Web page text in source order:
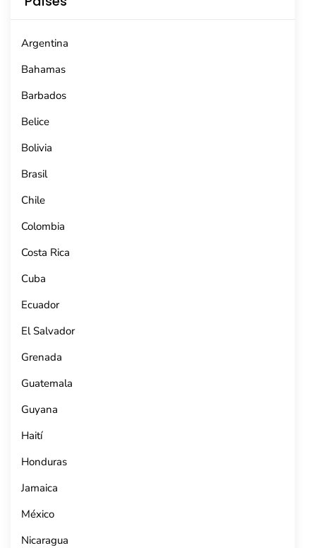
Argentina
Bahamas
Barbados
Belice
Bolivia
Brasil
Chile
Colombia
Costa Rica
Cuba
Ecuador
El Salvador
Grenada
Guatemala
Guyana
Haití
Honduras
Jamaica
México
Nicaragua